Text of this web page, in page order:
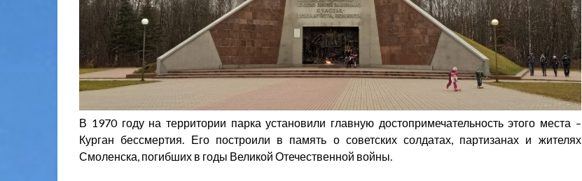
В 1970 году на территории парка установили главную достопримечательность этого места –
Курган бессмертия. Его построили в память о советских солдатах, партизанах и жителях
Смоленска, погибших в годы Великой Отечественной войны.